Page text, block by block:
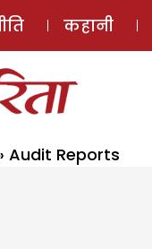
कहानी
Audit Reports